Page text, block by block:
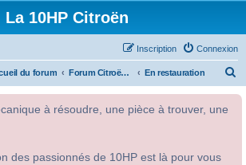
La 10HP Citroën
Connexion
Inscription
du forum Forum Citroën 10HP En restauration
à résoudre, une pièce à trouver, une
des passionnés de 10HP est là pour vous